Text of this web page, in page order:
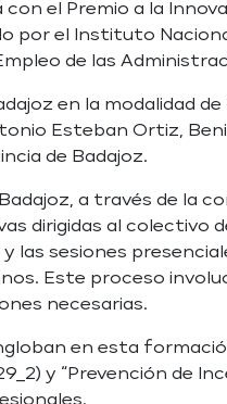
el Premio a la
por el Instituto
de las
en la modalidad
Esteban Ortiz,
de Badajoz.
a través de
dirigidas al colectivo
las sesiones
Este proceso
necesarias.
en esta
y “Prevención de